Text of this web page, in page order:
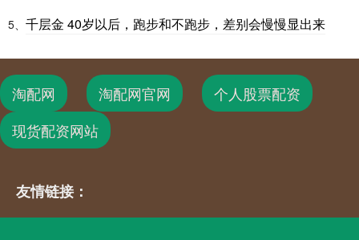
5、 千层金 40岁以后，跑步和不跑步，差别会慢慢显出来
淘配网 淘配网官网
个人股票配资
现货配资网站
友情链接：